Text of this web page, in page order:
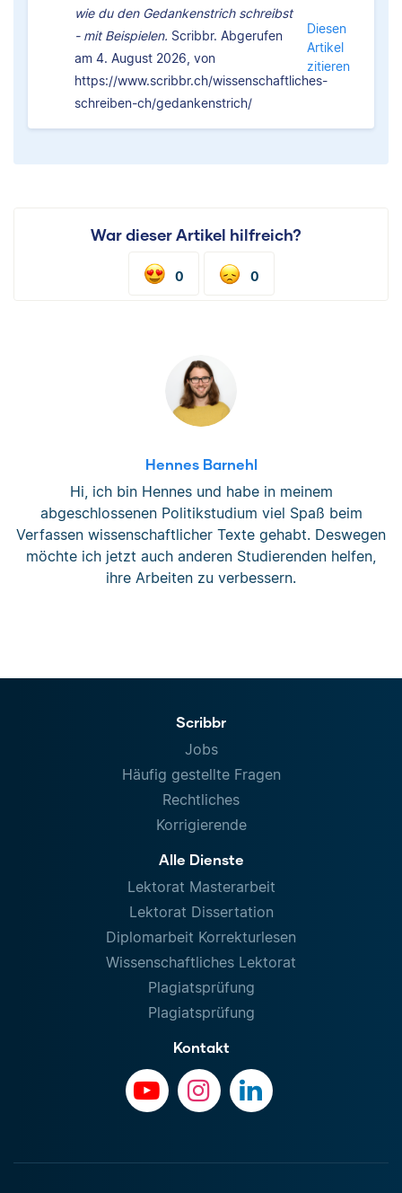
wie du den Gedankenstrich schreibst
- mit Beispielen. Scribbr. Abgerufen
am 4. August 2026, von
https://www.scribbr.ch/wissenschaftliches-
schreiben-ch/gedankenstrich/
Diesen
Artikel
zitieren
War dieser Artikel hilfreich?
0 0
Hennes Barnehl
Hi, ich bin Hennes und habe in meinem
abgeschlossenen Politikstudium viel Spaß beim
Verfassen wissenschaftlicher Texte gehabt. Deswegen
möchte ich jetzt auch anderen Studierenden helfen,
ihre Arbeiten zu verbessern.
Scribbr
Jobs
Häufig gestellte Fragen
Rechtliches
Korrigierende
Alle Dienste
Lektorat Masterarbeit
Lektorat Dissertation
Diplomarbeit Korrekturlesen
Wissenschaftliches Lektorat
Plagiatsprüfung
Plagiatsprüfung
Kontakt